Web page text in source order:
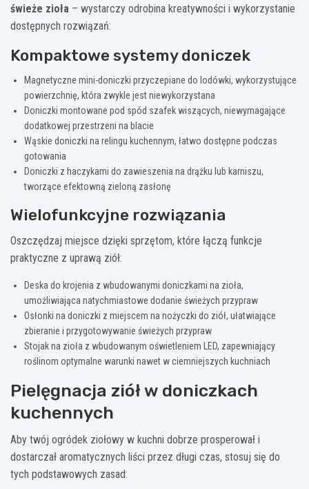
świeże zioła – wystarczy odrobina kreatywności i wykorzystanie
dostępnych rozwiązań:
Kompaktowe systemy doniczek
Magnetyczne mini-doniczki przyczepiane do lodówki, wykorzystujące
powierzchnię, która zwykle jest niewykorzystana
Doniczki montowane pod spód szafek wiszących, niewymagające
dodatkowej przestrzeni na blacie
Wąskie doniczki na relingu kuchennym, łatwo dostępne podczas
gotowania
Doniczki z haczykami do zawieszenia na drążku lub karniszu,
tworzące efektowną zieloną zasłonę
Wielofunkcyjne rozwiązania
Oszczędzaj miejsce dzięki sprzętom, które łączą funkcje
praktyczne z uprawą ziół:
Deska do krojenia z wbudowanymi doniczkami na zioła,
umożliwiająca natychmiastowe dodanie świeżych przypraw
Osłonki na doniczki z miejscem na nożyczki do ziół, ułatwiające
zbieranie i przygotowywanie świeżych przypraw
Stojak na zioła z wbudowanym oświetleniem LED, zapewniający
roślinom optymalne warunki nawet w ciemniejszych kuchniach
Pielęgnacja ziół w doniczkach
kuchennych
Aby twój ogródek ziołowy w kuchni dobrze prosperował i
dostarczał aromatycznych liści przez długi czas, stosuj się do
tych podstawowych zasad: